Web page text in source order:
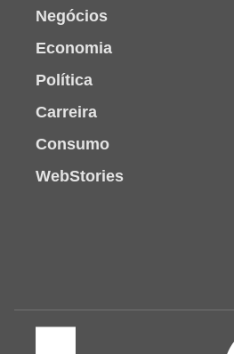
Negócios
Economia
Política
Carreira
Consumo
WebStories